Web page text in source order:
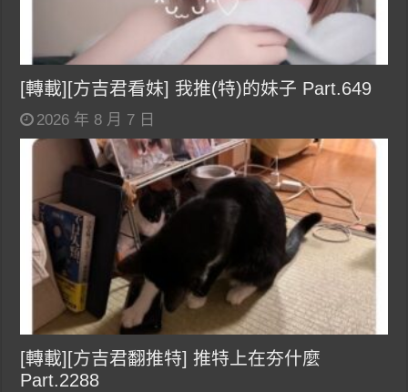
[轉載][方吉君看妹] 我推(特)的妹子 Part.649
2026 年 8 月 7 日
[轉載][方吉君翻推特] 推特上在夯什麼
Part.2288